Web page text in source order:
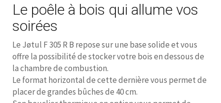
Le poêle à bois qui allume vos
soirées
Le Jøtul F 305 R B repose sur une base solide et vous
offre la possibilité de stocker votre bois en dessous de
la chambre de combustion.
Le format horizontal de cette dernière vous permet de
placer de grandes bûches de 40 cm.